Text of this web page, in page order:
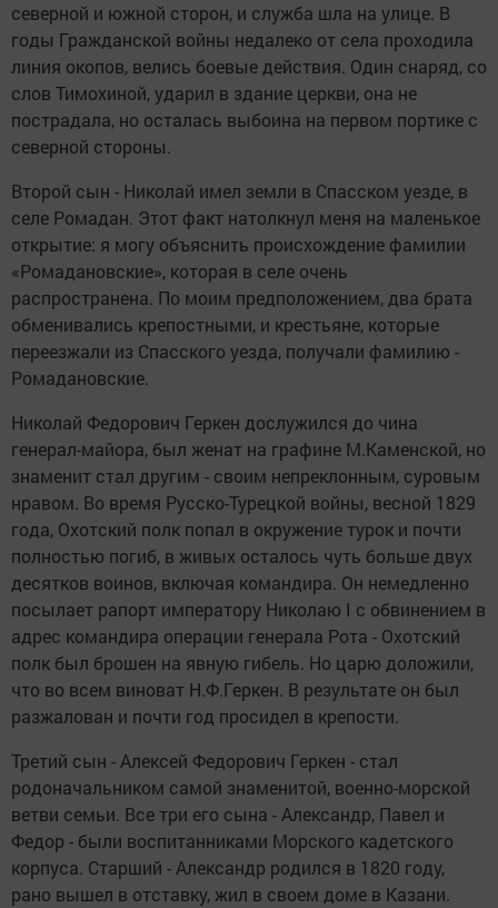
северной и южной сторон, и служба шла на улице. В
годы Гражданской войны недалеко от села проходила
линия окопов, велись боевые действия. Один снаряд, со
слов Тимохиной, ударил в здание церкви, она не
пострадала, но осталась выбоина на первом портике с
северной стороны.
Второй сын - Николай имел земли в Спасском уезде, в
селе Ромадан. Этот факт натолкнул меня на маленькое
открытие: я могу объяснить происхождение фамилии
«Ромадановские», которая в селе очень
распространена. По моим предположением, два брата
обменивались крепостными, и крестьяне, которые
переезжали из Спасского уезда, получали фамилию -
Ромадановские.
Николай Федорович Геркен дослужился до чина
генерал-майора, был женат на графине М.Каменской, но
знаменит стал другим - своим непреклонным, суровым
нравом. Во время Русско-Турецкой войны, весной 1829
года, Охотский полк попал в окружение турок и почти
полностью погиб, в живых осталось чуть больше двух
десятков воинов, включая командира. Он немедленно
посылает рапорт императору Николаю I с обвинением в
адрес командира операции генерала Рота - Охотский
полк был брошен на явную гибель. Но царю доложили,
что во всем виноват Н.Ф.Геркен. В результате он был
разжалован и почти год просидел в крепости.
Третий сын - Алексей Федорович Геркен - стал
родоначальником самой знаменитой, военно-морской
ветви семьи. Все три его сына - Александр, Павел и
Федор - были воспитанниками Морского кадетского
корпуса. Старший - Александр родился в 1820 году,
рано вышел в отставку, жил в своем доме в Казани.